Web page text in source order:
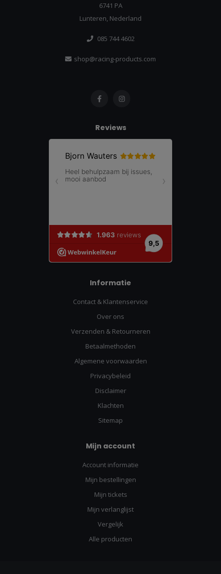
6741 PA
Lunteren, Nederland
085 744 4602
shop@racing-products.com
Reviews
Informatie
Contact & Klantenservice
Over ons
Verzenden & Retourneren
Betaalmethoden
Algemene voorwaarden
Privacybeleid
Disclaimer
Klachten
Sitemap
Mijn account
Account informatie
Mijn bestellingen
Mijn tickets
Mijn verlanglijst
Vergelijk
Alle producten